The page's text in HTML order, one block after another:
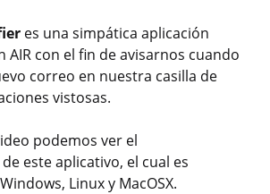
es una simpática aplicación
AIR con el fin de avisarnos cuando
correo en nuestra casilla de
vistosas.
podemos ver el
este aplicativo, el cual es
Linux y MacOSX.